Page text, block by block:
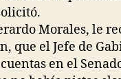
Morales, le
que el Jefe de
en el